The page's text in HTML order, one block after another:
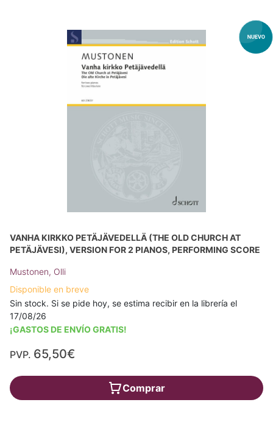
VANHA KIRKKO PETÄJÄVEDELLÄ (THE OLD CHURCH AT
PETÄJÄVESI), VERSION FOR 2 PIANOS, PERFORMING SCORE
Mustonen, Olli
Disponible en breve
Sin stock. Si se pide hoy, se estima recibir en la librería el
17/08/26
¡GASTOS DE ENVÍO GRATIS!
PVP. 65,50€
Comprar